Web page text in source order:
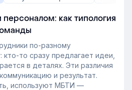
персоналом: как типология
по-разному
то сразу предлагает идеи,
в деталях. Эти различия
и результат.
используют МБТИ —